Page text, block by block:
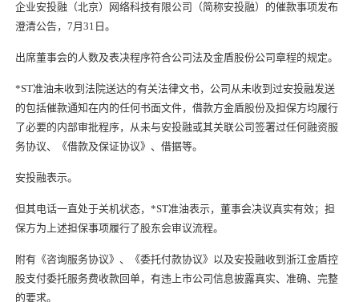
企业安投融（北京）网络科技有限公司（简称安投融）的催款事项发布
澄清公告，7月31日。
出席董事会的人数及表决程序符合公司法及金盾股份公司章程的规定。
*ST准油未收到法院送达的有关法律文书，公司从未收到过安投融发送
的包括催款通知在内的任何书面文件，借款方金盾股份及担保方均履行
了必要的内部审批程序，从未与安投融或其关联公司签署过任何融资服
务协议、《借款及保证协议》、借据等。
安投融表示。
但其电话一直处于关机状态，*ST准油表示，董事会决议真实有效；担
保方为上述担保事项履行了股东会审议流程。
附有《咨询服务协议》、《委托付款协议》以及安投融收到浙江金盾控
股支付委托服务费收款回单，有违上市公司信息披露真实、准确、完整
的要求。